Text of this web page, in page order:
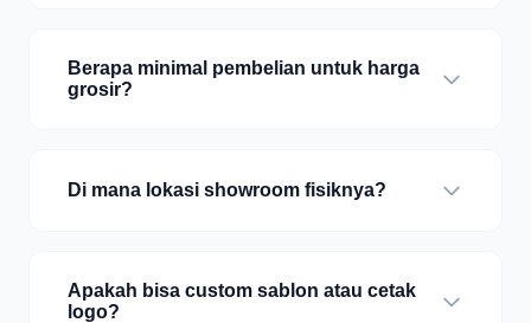
Berapa minimal pembelian untuk harga
grosir?
Di mana lokasi showroom fisiknya?
Apakah bisa custom sablon atau cetak
logo?